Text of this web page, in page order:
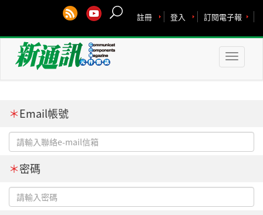
訂閱電子報
登入
註冊
Toggle
＊Email帳號
＊密碼